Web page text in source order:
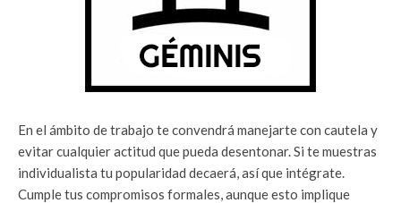
En el ámbito de trabajo te convendrá manejarte con cautela y
evitar cualquier actitud que pueda desentonar. Si te muestras
individualista tu popularidad decaerá, así que intégrate.
Cumple tus compromisos formales, aunque esto implique